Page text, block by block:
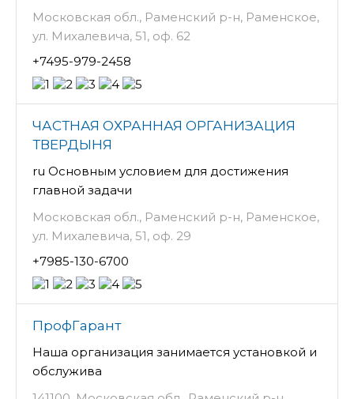
Московская обл., Раменский р-н, Раменское,
ул. Михалевича, 51, оф. 62
+7495-979-2458
ЧАСТНАЯ ОХРАННАЯ ОРГАНИЗАЦИЯ
ТВЕРДЫНЯ
ru Основным условием для достижения
главной задачи
Московская обл., Раменский р-н, Раменское,
ул. Михалевича, 51, оф. 29
+7985-130-6700
ПрофГарант
Наша организация занимается установкой и
обслужива